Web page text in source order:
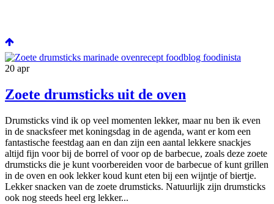
20 apr
Zoete drumsticks uit de oven
Drumsticks vind ik op veel momenten lekker, maar nu ben ik even
in de snacksfeer met koningsdag in de agenda, want er kom een
fantastische feestdag aan en dan zijn een aantal lekkere snackjes
altijd fijn voor bij de borrel of voor op de barbecue, zoals deze zoete
drumsticks die je kunt voorbereiden voor de barbecue of kunt grillen
in de oven en ook lekker koud kunt eten bij een wijntje of biertje.
Lekker snacken van de zoete drumsticks. Natuurlijk zijn drumsticks
ook nog steeds heel erg lekker...